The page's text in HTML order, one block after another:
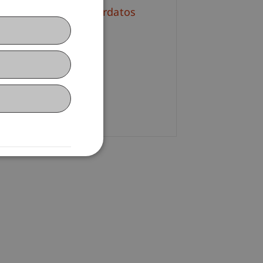
Dr. Dimitrios Linardatos
Nicole Holzer
265 12 86